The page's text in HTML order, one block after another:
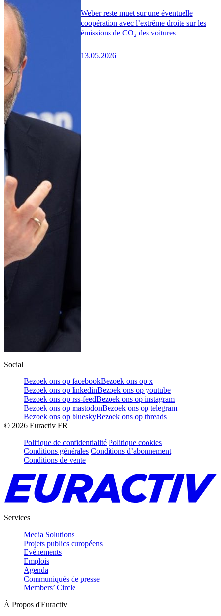
Weber reste muet sur une éventuelle
coopération avec l’extrême droite sur les
émissions de CO₂ des voitures
13.05.2026
Social
Bezoek ons op facebookBezoek ons op x
Bezoek ons op linkedinBezoek ons op youtube
Bezoek ons op rss-feedBezoek ons op instagram
Bezoek ons op mastodonBezoek ons op telegram
Bezoek ons op blueskyBezoek ons op threads
© 2026 Euractiv FR
Politique de confidentialité Politique cookies
Conditions générales Conditions d’abonnement
Conditions de vente
Services
Media Solutions
Projets publics européens
Evénements
Emplois
Agenda
Communiqués de presse
Members’ Circle
À Propos d'Euractiv